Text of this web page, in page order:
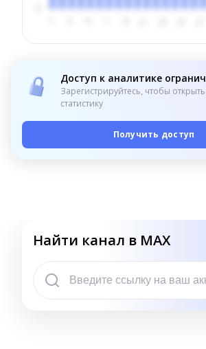
Доступ к аналитике
Зарегистрируйтесь, чтобы
статистику
Получить доступ
Найти канал в MAX